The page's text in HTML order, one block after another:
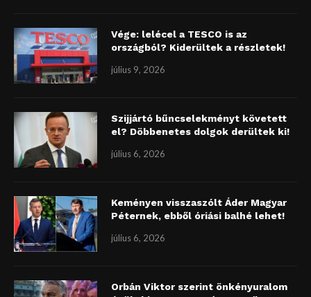
Vége: lelécel a TESCO is az
országból? Kiderültek a részletek!
július 9, 2026
Szijjártó bűncselekményt követett
el? Döbbenetes dolgok derültek ki!
július 6, 2026
Keményen visszaszólt Áder Magyar
Péternek, ebből óriási balhé lehet!
július 6, 2026
Orbán Viktor szerint önkényuralom